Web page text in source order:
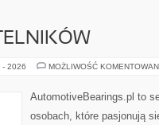
- 2026 MOŻLIWOŚĆ
AutomotiveBearings.pl to
osobach, które pasjonują